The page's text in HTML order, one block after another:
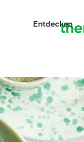
Entdecken